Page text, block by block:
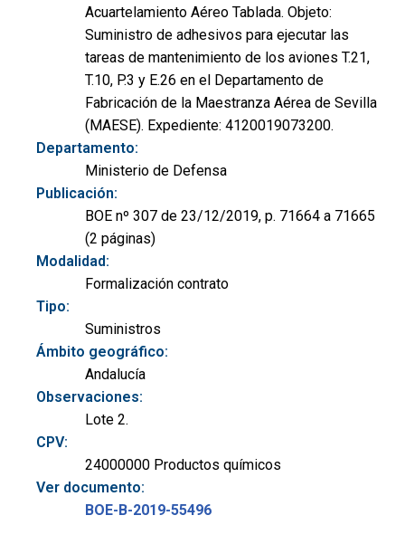
Acuartelamiento Aéreo Tablada. Objeto:
Suministro de adhesivos para ejecutar las
tareas de mantenimiento de los aviones T.21,
T.10, P.3 y E.26 en el Departamento de
Fabricación de la Maestranza Aérea de Sevilla
(MAESE). Expediente: 4120019073200.
Departamento:
Ministerio de Defensa
Publicación:
BOE nº 307 de 23/12/2019, p. 71664 a 71665
(2 páginas)
Modalidad:
Formalización contrato
Tipo:
Suministros
Ámbito geográfico:
Andalucía
Observaciones:
Lote 2.
CPV:
24000000 Productos químicos
Ver documento:
BOE-B-2019-55496